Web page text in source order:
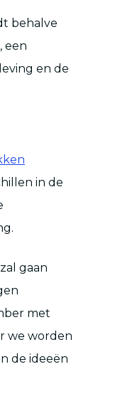
behalve
een
en de
in de
gaan
met
we worden
de ideeën